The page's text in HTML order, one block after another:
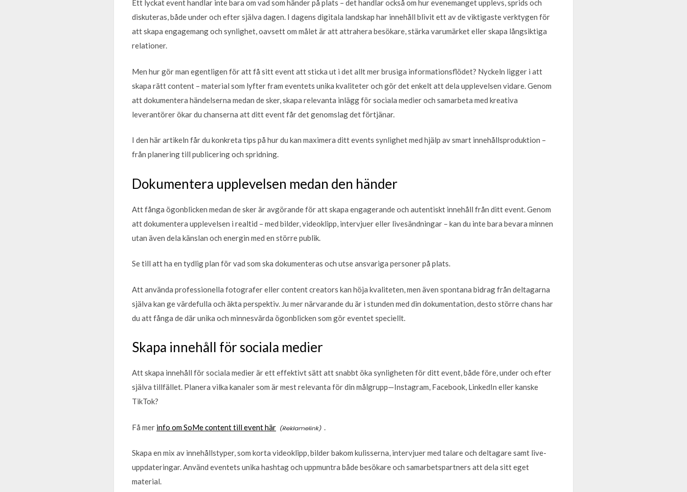
Ett lyckat event handlar inte bara om vad som händer på plats – det handlar också om hur evenemanget upplevs, sprids och
diskuteras, både under och efter själva dagen. I dagens digitala landskap har innehåll blivit ett av de viktigaste verktygen för
att skapa engagemang och synlighet, oavsett om målet är att attrahera besökare, stärka varumärket eller skapa långsiktiga
relationer.
Men hur gör man egentligen för att få sitt event att sticka ut i det allt mer brusiga informationsflödet? Nyckeln ligger i att
skapa rätt content – material som lyfter fram eventets unika kvaliteter och gör det enkelt att dela upplevelsen vidare. Genom
att dokumentera händelserna medan de sker, skapa relevanta inlägg för sociala medier och samarbeta med kreativa
leverantörer ökar du chanserna att ditt event får det genomslag det förtjänar.
I den här artikeln får du konkreta tips på hur du kan maximera ditt events synlighet med hjälp av smart innehållsproduktion –
från planering till publicering och spridning.
Dokumentera upplevelsen medan den händer
Att fånga ögonblicken medan de sker är avgörande för att skapa engagerande och autentiskt innehåll från ditt event. Genom
att dokumentera upplevelsen i realtid – med bilder, videoklipp, intervjuer eller livesändningar – kan du inte bara bevara minnen
utan även dela känslan och energin med en större publik.
Se till att ha en tydlig plan för vad som ska dokumenteras och utse ansvariga personer på plats.
Att använda professionella fotografer eller content creators kan höja kvaliteten, men även spontana bidrag från deltagarna
själva kan ge värdefulla och äkta perspektiv. Ju mer närvarande du är i stunden med din dokumentation, desto större chans har
du att fånga de där unika och minnesvärda ögonblicken som gör eventet speciellt.
Skapa innehåll för sociala medier
Att skapa innehåll för sociala medier är ett effektivt sätt att snabbt öka synligheten för ditt event, både före, under och efter
själva tillfället. Planera vilka kanaler som är mest relevanta för din målgrupp—Instagram, Facebook, LinkedIn eller kanske
TikTok?
Få mer info om SoMe content till event här
Skapa en mix av innehållstyper, som korta videoklipp, bilder bakom kulisserna, intervjuer med talare och deltagare samt live-
uppdateringar. Använd eventets unika hashtag och uppmuntra både besökare och samarbetspartners att dela sitt eget
material.